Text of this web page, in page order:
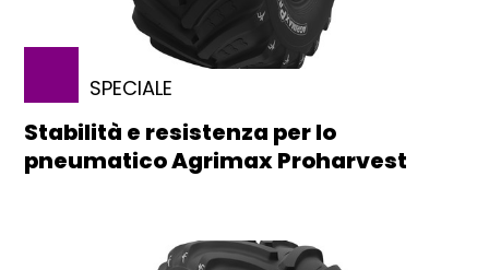
SPECIALE
Stabilità e resistenza per lo
pneumatico Agrimax Proharvest